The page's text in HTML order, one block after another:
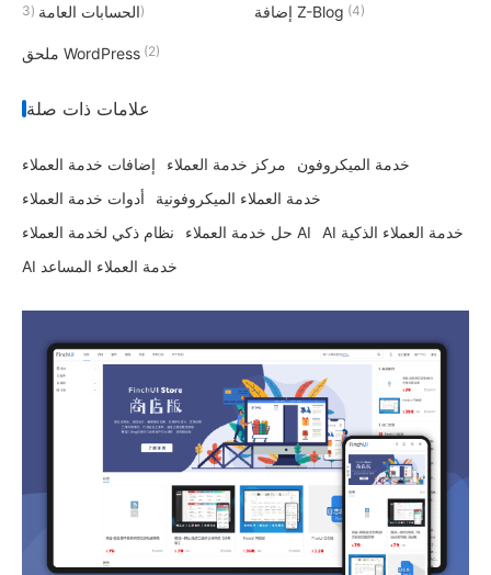
الحسابات العامة(3) إضافة Z-Blog (4)
ملحق WordPress (2)
علامات ذات صلة
إضافات خدمة العملاء مركز خدمة العملاء
خدمة الميكروفون
أدوات خدمة العملاء
خدمة العملاء الميكروفونية
نظام ذكي لخدمة العملاء
حل خدمة العملاء AI
AI خدمة العملاء الذكية
AI خدمة العملاء المساعد